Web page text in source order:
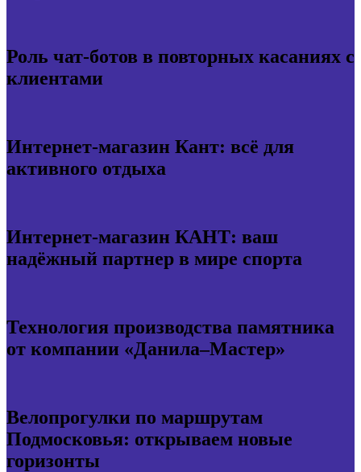
Роль чат-ботов в повторных касаниях с
клиентами
Интернет-магазин Кант: всё для
активного отдыха
Интернет-магазин КАНТ: ваш
надёжный партнер в мире спорта
Технология производства памятника
от компании «Данила–Мастер»
Велопрогулки по маршрутам
Подмосковья: открываем новые
горизонты